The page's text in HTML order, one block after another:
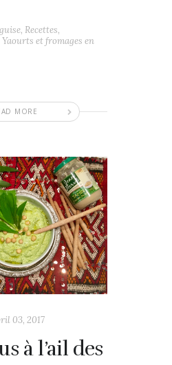
MORE
, Recettes,
Yaourts et fromages en
03, 2017
à l’ail des